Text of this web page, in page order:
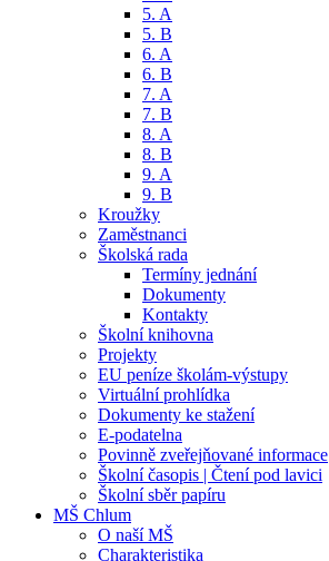
5. A
5. B
6. A
6. B
7. A
7. B
8. A
8. B
9. A
9. B
Kroužky
Zaměstnanci
Školská rada
Termíny jednání
Dokumenty
Kontakty
Školní knihovna
Projekty
EU peníze školám-výstupy
Virtuální prohlídka
Dokumenty ke stažení
E-podatelna
Povinně zveřejňované informace
Školní časopis | Čtení pod lavici
Školní sběr papíru
MŠ Chlum
O naší MŠ
Charakteristika